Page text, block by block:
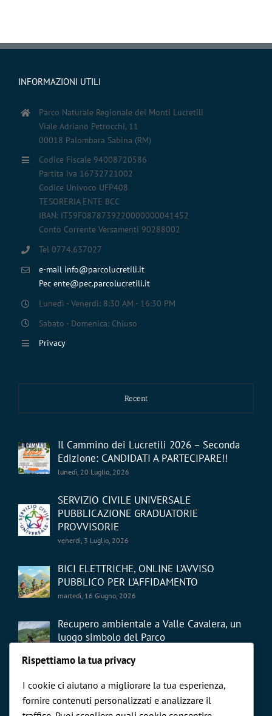
INFORMAZIONI UTILI
Parco Naturale Regionale dei Monti Lucretili
Viale Adriano Petrocchi, 11
00018 Palombara Sabina (RM)
Codice Fiscale 94008720586
Partita iva 16732721002
Codice Univoco UFP408
TESORERIA ENTE BCC
IBAN: IT59F0878739220000000041452
Conto Corrente Versamenti 90288002
Tel 0774.637027
e-mail info@parcolucretili.it
Pec ente@pec.parcolucretili.it
Lunedì - Venerdì: 8:30 AM - 16:30 PM
Sabato - Domenica: Chiuso
Privacy
Recent
Il Cammino dei Lucretili 2026 – Seconda
Edizione: CANDIDATI A PARTECIPARE!!
lunedì, 20 Luglio, 2026
SERVIZIO CIVILE UNIVERSALE
PUBBLICAZIONE GRADUATORIE
PROVVISORIE
venerdì, 3 Luglio, 2026
BICI ELETTRICHE, ONLINE L’AVVISO
PUBBLICO PER L’AFFIDAMENTO
martedì, 16 Giugno, 2026
Recupero ambientale a Valle Cavalera, un
luogo simbolo del Parco
Rispettiamo la tua privacy
I cookie ci aiutano a migliorare la tua esperienza,
fornire contenuti personalizzati e analizzare il